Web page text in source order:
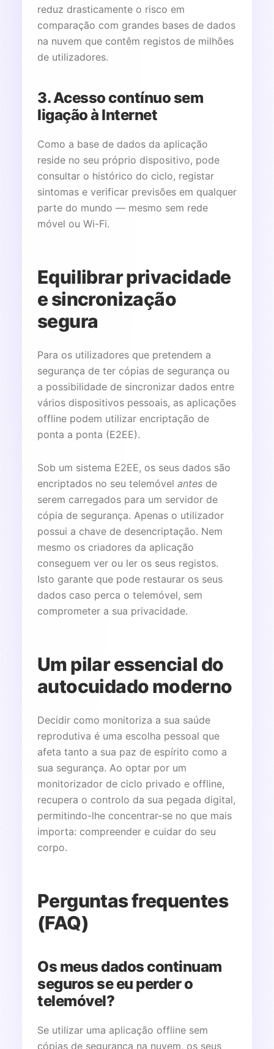
reduz drasticamente o risco em
comparação com grandes bases de dados
na nuvem que contêm registos de milhões
de utilizadores.
3. Acesso contínuo sem
ligação à Internet
Como a base de dados da aplicação
reside no seu próprio dispositivo, pode
consultar o histórico do ciclo, registar
sintomas e verificar previsões em qualquer
parte do mundo — mesmo sem rede
móvel ou Wi-Fi.
Equilibrar privacidade
e sincronização
segura
Para os utilizadores que pretendem a
segurança de ter cópias de segurança ou
a possibilidade de sincronizar dados entre
vários dispositivos pessoais, as aplicações
offline podem utilizar encriptação de
ponta a ponta (E2EE).
Sob um sistema E2EE, os seus dados são
encriptados no seu telemóvel antes de
serem carregados para um servidor de
cópia de segurança. Apenas o utilizador
possui a chave de desencriptação. Nem
mesmo os criadores da aplicação
conseguem ver ou ler os seus registos.
Isto garante que pode restaurar os seus
dados caso perca o telemóvel, sem
comprometer a sua privacidade.
Um pilar essencial do
autocuidado moderno
Decidir como monitoriza a sua saúde
reprodutiva é uma escolha pessoal que
afeta tanto a sua paz de espírito como a
sua segurança. Ao optar por um
monitorizador de ciclo privado e offline,
recupera o controlo da sua pegada digital,
permitindo-lhe concentrar-se no que mais
importa: compreender e cuidar do seu
corpo.
Perguntas frequentes
(FAQ)
Os meus dados continuam
seguros se eu perder o
telemóvel?
Se utilizar uma aplicação offline sem
cópias de segurança na nuvem, os seus